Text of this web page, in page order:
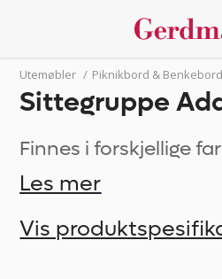
Utemøbler / Piknikbord & Benkebord
Sittegruppe
Finnes i forskjellige
Les mer
Vis